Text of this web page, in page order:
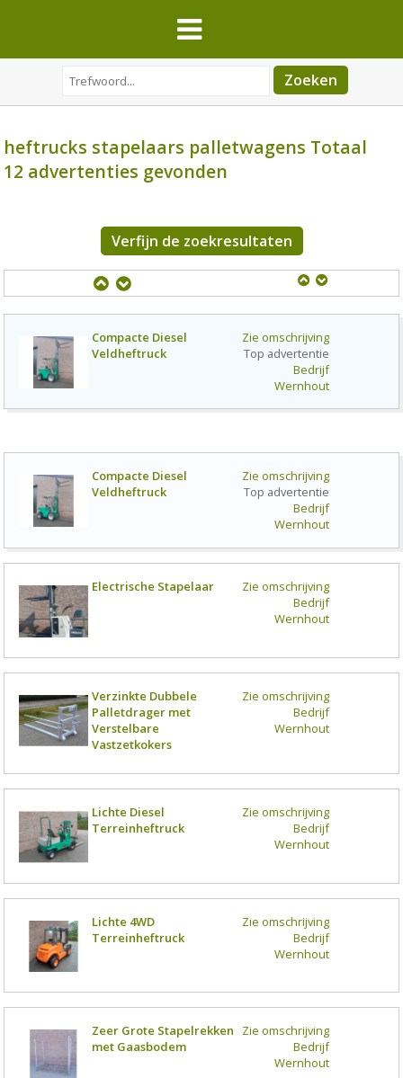
heftrucks stapelaars palletwagens Totaal
12 advertenties gevonden
Verfijn de zoekresultaten
Compacte Diesel
Veldheftruck
Zie omschrijving
Top advertentie
Bedrijf
Wernhout
Compacte Diesel
Veldheftruck
Zie omschrijving
Top advertentie
Bedrijf
Wernhout
Electrische Stapelaar
Zie omschrijving
Bedrijf
Wernhout
Verzinkte Dubbele
Palletdrager met
Verstelbare
Vastzetkokers
Zie omschrijving
Bedrijf
Wernhout
Lichte Diesel
Terreinheftruck
Zie omschrijving
Bedrijf
Wernhout
Lichte 4WD
Terreinheftruck
Zie omschrijving
Bedrijf
Wernhout
Zeer Grote Stapelrekken
met Gaasbodem
Zie omschrijving
Bedrijf
Wernhout